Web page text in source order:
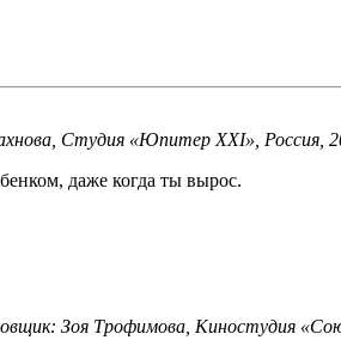
Студия «Юпитер ХХI», Россия,
даже когда ты вырос.
Зоя Трофимова, Киностудия